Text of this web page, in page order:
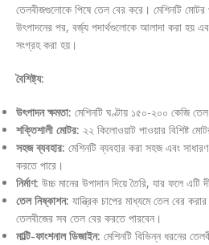
তেলবীজগুলোকে পিষে তেল বের করে। মেশিনটি মোটর
উৎপাদনের পর, বর্জ্য পদার্থগুলোকে আলাদা করা হয়
সংগ্রহ করা হয়।
বৈশিষ্ট্য:
উৎপাদন ক্ষমতা: মেশিনটি ঘণ্টায় ১৫০-২০০ কেজি
শক্তিশালী মোটর: ২২ কিলোওয়াট পাওয়ার বিশিষ্ট
সহজ ব্যবহার: মেশিনটি ব্যবহার করা সহজ এবং
করতে পারে।
নির্মাণ: উচ্চ মানের উপাদান দিয়ে তৈরি, যার ফলে এটি
তেল নিষ্কাশন: যান্ত্রিক চাপের মাধ্যমে তেল বের
তেলবীজের সব তেল বের করতে পারবেন।
মাল্টি-ফাংশনাল ডিজাইন: মেশিনটি বিভিন্ন ধরনের